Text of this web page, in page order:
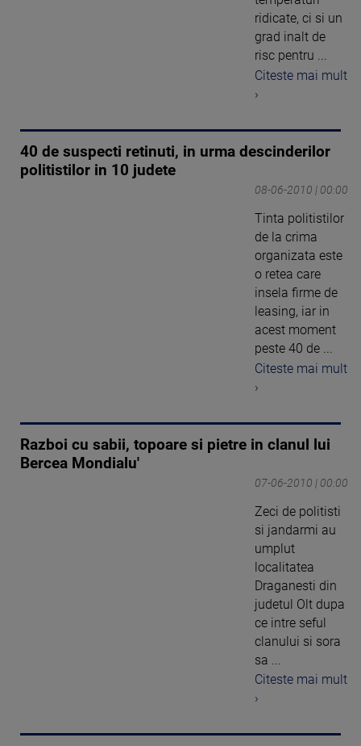
ridicate, ci si un
grad inalt de
risc pentru ...
Citeste mai mult
›
40 de suspecti retinuti, in urma descinderilor
politistilor in 10 judete
08-06-2010 | 00:00
Tinta politistilor
de la crima
organizata este
o retea care
insela firme de
leasing, iar in
acest moment
peste 40 de ...
Citeste mai mult
›
Razboi cu sabii, topoare si pietre in clanul lui
Bercea Mondialu'
07-06-2010 | 00:00
Zeci de politisti
si jandarmi au
umplut
localitatea
Draganesti din
judetul Olt dupa
ce intre seful
clanului si sora
sa ...
Citeste mai mult
›